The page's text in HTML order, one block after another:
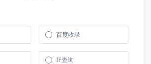
百度收录
IP查询